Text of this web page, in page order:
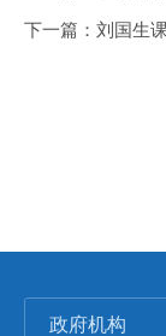
下一篇： 刘国生
政府机构